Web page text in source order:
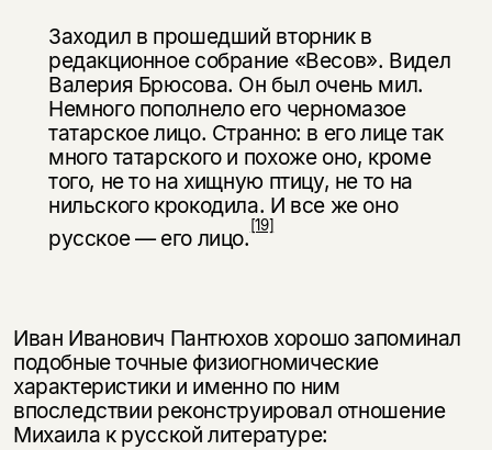
Заходил в прошедший вторник в
редакционное собрание «Весов». Видел
Валерия Брюсова. Он был очень мил.
Немного пополнело его черномазое
татарское лицо. Странно: в его лице так
много татарского и похоже оно, кроме
того, не то на хищную птицу, не то на
нильского крокодила. И все же оно
русское — его лицо.[19]
Иван Иванович Пантюхов хорошо запоминал
подобные точные физио­гномические
характеристики и именно по ним
впоследствии реконструиро­вал отношение
Михаила к русской литературе: